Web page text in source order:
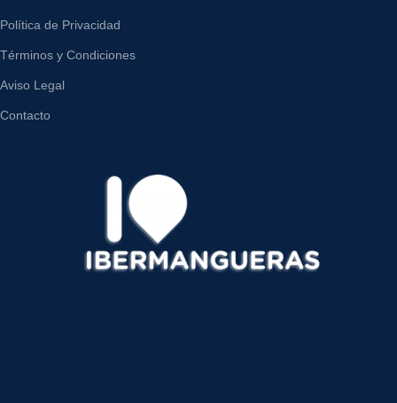
Política de Privacidad
Términos y Condiciones
Aviso Legal
Contacto